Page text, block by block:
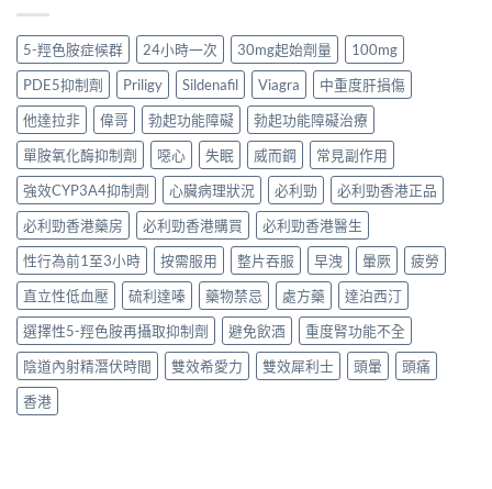
5-羥色胺症候群 24小時一次 30mg起始劑量
100mg
PDE5抑制劑
Priligy Sildenafil Viagra
中重度肝損傷
他達拉非
偉哥 勃起功能障礙
勃起功能障礙治療
單胺氧化酶抑制劑
噁心 失眠 威而鋼
常見副作用
強效CYP3A4抑制劑
心臟病理狀況 必利勁
必利勁香港正品
必利勁香港藥房
必利勁香港購買
必利勁香港醫生
性行為前1至3小時
按需服用 整片吞服 早洩 暈厥
疲勞
直立性低血壓
硫利達嗪 藥物禁忌 處方藥
達泊西汀
選擇性5-羥色胺再攝取抑制劑
避免飲酒
重度腎功能不全
陰道內射精潛伏時間
雙效希愛力 雙效犀利士 頭暈
頭痛
香港